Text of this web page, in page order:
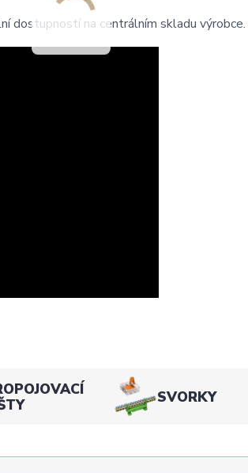
dostupností na centrálním skladu výrobce.
SVORKY